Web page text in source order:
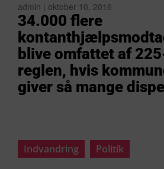
admin | oktober 10, 2016
34.000 flere
blive omfattet af
reglen, hvis
giver så mange
Indvandring Politik